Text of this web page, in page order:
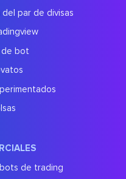
par de divisas
de bot
de trading